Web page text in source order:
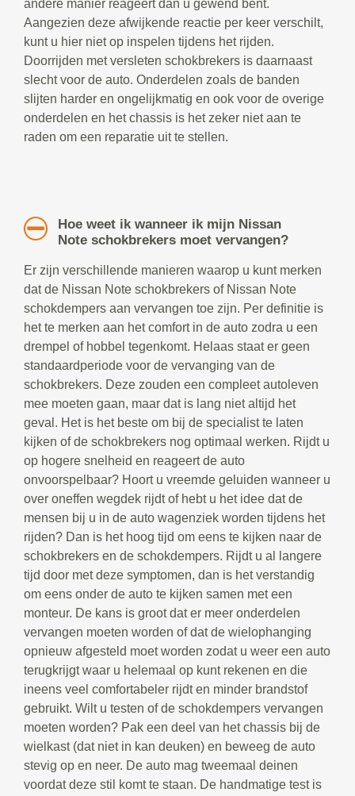
andere manier reageert dan u gewend bent.
Aangezien deze afwijkende reactie per keer verschilt,
kunt u hier niet op inspelen tijdens het rijden.
Doorrijden met versleten schokbrekers is daarnaast
slecht voor de auto. Onderdelen zoals de banden
slijten harder en ongelijkmatig en ook voor de overige
onderdelen en het chassis is het zeker niet aan te
raden om een reparatie uit te stellen.
Hoe weet ik wanneer ik mijn Nissan
Note schokbrekers moet vervangen?
Er zijn verschillende manieren waarop u kunt merken
dat de Nissan Note schokbrekers of Nissan Note
schokdempers aan vervangen toe zijn. Per definitie is
het te merken aan het comfort in de auto zodra u een
drempel of hobbel tegenkomt. Helaas staat er geen
standaardperiode voor de vervanging van de
schokbrekers. Deze zouden een compleet autoleven
mee moeten gaan, maar dat is lang niet altijd het
geval. Het is het beste om bij de specialist te laten
kijken of de schokbrekers nog optimaal werken. Rijdt u
op hogere snelheid en reageert de auto
onvoorspelbaar? Hoort u vreemde geluiden wanneer u
over oneffen wegdek rijdt of hebt u het idee dat de
mensen bij u in de auto wagenziek worden tijdens het
rijden? Dan is het hoog tijd om eens te kijken naar de
schokbrekers en de schokdempers. Rijdt u al langere
tijd door met deze symptomen, dan is het verstandig
om eens onder de auto te kijken samen met een
monteur. De kans is groot dat er meer onderdelen
vervangen moeten worden of dat de wielophanging
opnieuw afgesteld moet worden zodat u weer een auto
terugkrijgt waar u helemaal op kunt rekenen en die
ineens veel comfortabeler rijdt en minder brandstof
gebruikt. Wilt u testen of de schokdempers vervangen
moeten worden? Pak een deel van het chassis bij de
wielkast (dat niet in kan deuken) en beweeg de auto
stevig op en neer. De auto mag tweemaal deinen
voordat deze stil komt te staan. De handmatige test is